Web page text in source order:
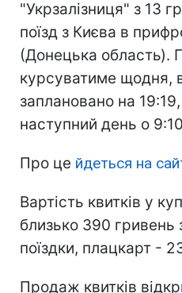
"Укрзалізниця" з 13
поїзд з Києва в
(Донецька область).
курсуватиме щодня,
заплановано на
наступний день о
Про це йдеться на
Вартість квитків у
близько 390 гривень
поїздки, плацкарт -
Продаж квитків